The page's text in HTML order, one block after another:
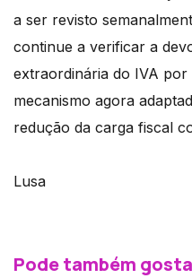
a ser revisto
continue a verificar a
extraordinária do IVA por
mecanismo agora
redução da carga fiscal
Lusa
Pode também